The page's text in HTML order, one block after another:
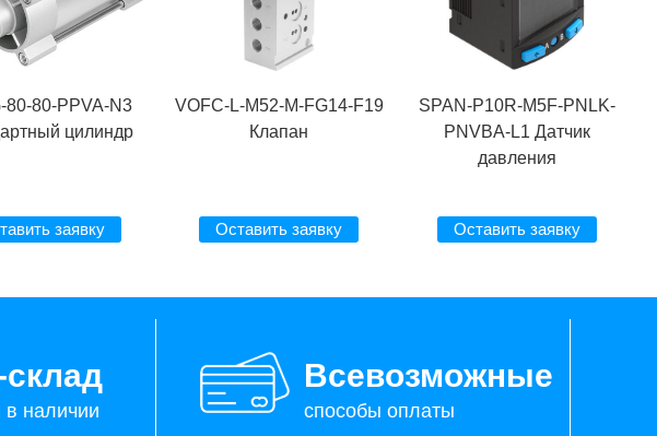
80-80-PPVA-N3
цилиндр
заявку
VOFC-L-M52-M-FG14-F19
Клапан
Оставить заявку
SPAN-P10R-M5F-PNLK-
PNVBA-L1 Датчик
давления
Оставить заявку
в наличии
Всевозможные
способы оплаты